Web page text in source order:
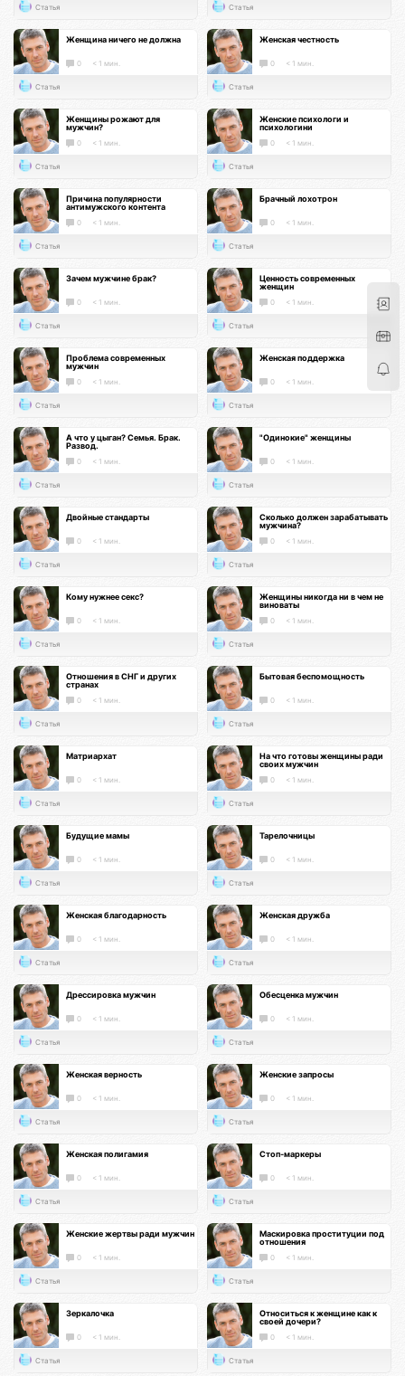
Статья Статья
Женщина ничего не должна
0 < 1 мин.
Статья
Женская честность
0 < 1 мин.
Статья
Женщины рожают для
мужчин?
0 < 1 мин.
Статья
Женские психологи и
психологини
0 < 1 мин.
Статья
Причина популярности
антимужского контента
0 < 1 мин.
Статья
Брачный лохотрон
0 < 1 мин.
Статья
Зачем мужчине брак?
0 < 1 мин.
Статья
Ценность современных
женщин
0 < 1 мин.
Статья
Проблема современных
мужчин
0 < 1 мин.
Статья
Женская поддержка
0 < 1 мин.
Статья
А что у цыган? Семья. Брак.
Развод.
0 < 1 мин.
Статья
"Одинокие" женщины
0 < 1 мин.
Статья
Двойные стандарты
0 < 1 мин.
Статья
Сколько должен зарабатывать
мужчина?
0 < 1 мин.
Статья
Кому нужнее секс?
0 < 1 мин.
Статья
Женщины никогда ни в чем не
виноваты
0 < 1 мин.
Статья
Отношения в СНГ и других
странах
0 < 1 мин.
Статья
Бытовая беспомощность
0 < 1 мин.
Статья
Матриархат
0 < 1 мин.
Статья
На что готовы женщины ради
своих мужчин
0 < 1 мин.
Статья
Будущие мамы
0 < 1 мин.
Статья
Тарелочницы
0 < 1 мин.
Статья
Женская благодарность
0 < 1 мин.
Статья
Женская дружба
0 < 1 мин.
Статья
Дрессировка мужчин
0 < 1 мин.
Статья
Обесценка мужчин
0 < 1 мин.
Статья
Женская верность
0 < 1 мин.
Статья
Женские запросы
0 < 1 мин.
Статья
Женская полигамия
0 < 1 мин.
Статья
Стоп-маркеры
0 < 1 мин.
Статья
Женские жертвы ради мужчин
0 < 1 мин.
Статья
Маскировка проституции под
отношения
0 < 1 мин.
Статья
Зеркалочка
0 < 1 мин.
Статья
Относиться к женщине как к
своей дочери?
0 < 1 мин.
Статья